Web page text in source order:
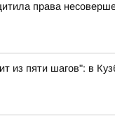
права
из пяти шагов": в